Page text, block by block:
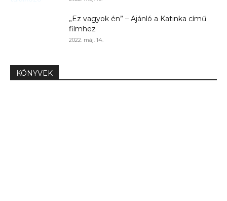
„Ez vagyok én” – Ajánló a Katinka című
filmhez
2022. máj. 14.
KÖNYVEK